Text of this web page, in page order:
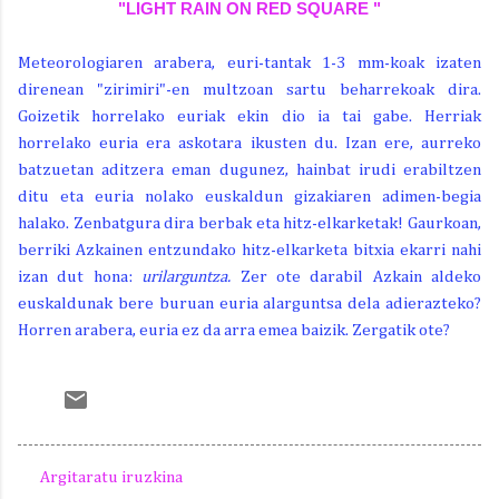
"LIGHT RAIN ON RED SQUARE "
Meteorologiaren arabera, euri-tantak 1-3 mm-koak izaten
direnean "zirimiri"-en multzoan sartu beharrekoak dira.
Goizetik horrelako euriak ekin dio ia tai gabe. Herriak
horrelako euria era askotara ikusten du. Izan ere, aurreko
batzuetan aditzera eman dugunez, hainbat irudi erabiltzen
ditu eta euria nolako euskaldun gizakiaren adimen-begia
halako. Zenbatgura dira berbak eta hitz-elkarketak! Gaurkoan,
berriki Azkainen entzundako hitz-elkarketa bitxia ekarri nahi
izan dut hona: urilarguntza. Zer ote darabil Azkain aldeko
euskaldunak bere buruan euria alarguntsa dela adierazteko?
Horren arabera, euria ez da arra emea baizik. Zergatik ote?
Argitaratu iruzkina